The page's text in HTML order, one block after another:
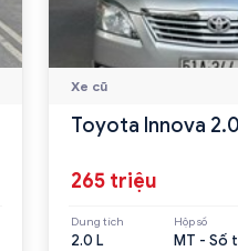
Xe cũ
Toyota Innova
265 triệu
Dung tích
2.0 L
Hộp số
MT - Số